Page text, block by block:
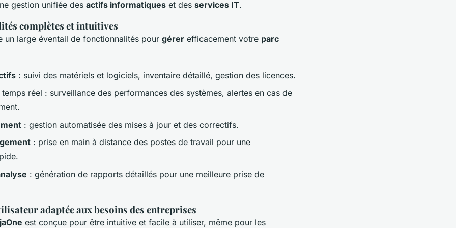
gestion unifiée des actifs informatiques et des services IT.
complètes et intuitives
un large éventail de fonctionnalités pour gérer efficacement votre parc
: suivi des matériels et logiciels, inventaire détaillé, gestion des licences.
réel : surveillance des performances des systèmes, alertes en cas de
: gestion automatisée des mises à jour et des correctifs.
: prise en main à distance des postes de travail pour une
: génération de rapports détaillés pour une meilleure prise de
adaptée aux besoins des entreprises
est conçue pour être intuitive et facile à utiliser, même pour les